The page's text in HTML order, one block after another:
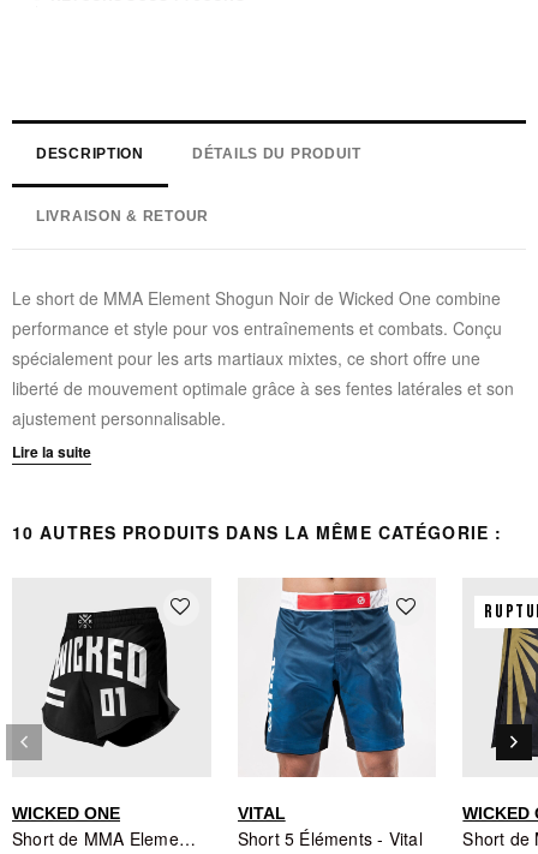
DESCRIPTION DÉTAILS DU PRODUIT
LIVRAISON & RETOUR
Le short de MMA Element Shogun Noir de Wicked One combine
performance et style pour vos entraînements et combats. Conçu
spécialement pour les arts martiaux mixtes, ce short offre une
liberté de mouvement optimale grâce à ses fentes latérales et son
ajustement personnalisable.
Tissu microfibre léger en 100% polyester pour un confort
Impression par sublimation garantissant un design durable et
Fentes latérales pour une mobilité maximale lors des
mouvements techniques
Ceinture élastique avec cordon de serrage pour un
ajustement précis et sécurisé
Coupe ergonomique adaptée à la pratique du MMA
Lire la suite
10 AUTRES PRODUITS DANS LA MÊME CATÉGORIE :
favorite_border
WICKED ONE
Short de MMA Element Rush Noir - Wicked One
favorite_border
VITAL
Short 5 Éléments - Vital
WICKED
Précédent
keyboard_arrow_left keyboard_arrow_right